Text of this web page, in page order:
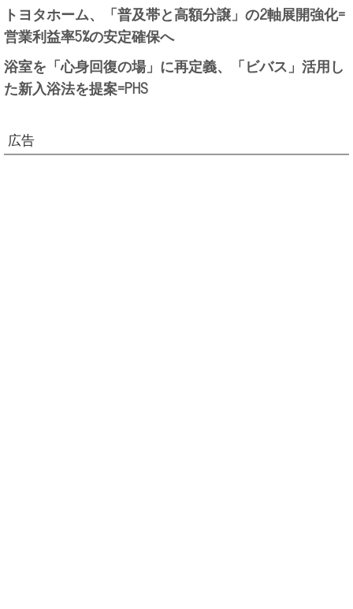
トヨタホーム、「普及帯と高額分譲」の2軸展開強化=
営業利益率5%の安定確保へ
浴室を「心身回復の場」に再定義、「ビバス」活用し
た新入浴法を提案=PHS
広告